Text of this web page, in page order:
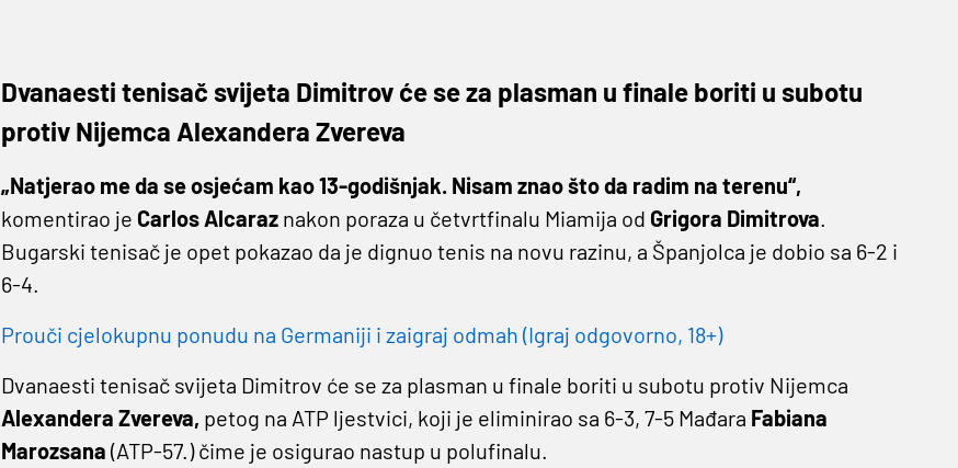
Dvanaesti tenisač svijeta Dimitrov će se za plasman u finale boriti u subotu
protiv Nijemca Alexandera Zvereva
„Natjerao me da se osjećam kao 13-godišnjak. Nisam znao što da radim na terenu“,
komentirao je Carlos Alcaraznakon poraza u četvrtfinalu Miamija od Grigora Dimitrova
Bugarski tenisač je opet pokazao da je dignuo tenis na novu razinu, a Španjolca je dobio sa 6-2 i
6-4.
Prouči cjelokupnu ponudu na Germaniji i zaigraj odmah (Igraj odgovorno, 18+)
Dvanaesti tenisač svijeta Dimitrov će se za plasman u finale boriti u subotu protiv Nijemca
Alexandera Zvereva, petog na ATP ljestvici, koji je eliminirao sa 6-3, 7-5 Mađara Fabiana
Marozsana (ATP-57.) čime je osigurao nastup u polufinalu.